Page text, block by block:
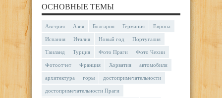
ОСНОВНЫЕ ТЕМЫ
Австрия Азия Болгария Германия Европа
Испания Италия Новый год Португалия
Таиланд Турция Фото Праги Фото Чехии
Фотоотчет Франция Хорватия автомобили
архитектура горы достопримечательности
достопримечательности Праги